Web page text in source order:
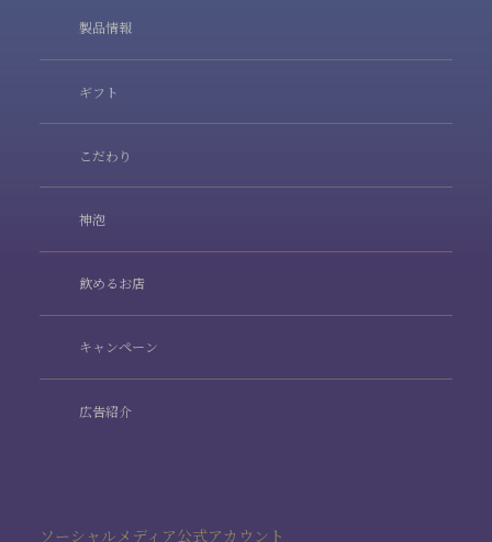
製品情報
ギフト
こだわり
神泡
飲めるお店
キャンペーン
広告紹介
ソーシャルメディア公式アカウント